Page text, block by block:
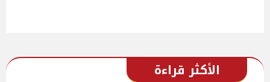
الأكثر قراءة